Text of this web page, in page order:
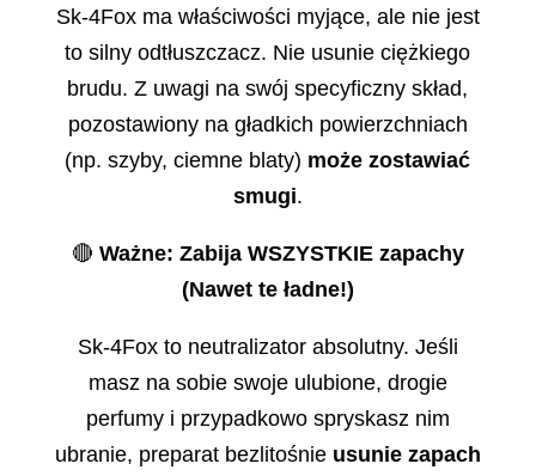
Sk-4Fox ma właściwości myjące, ale nie jest
to silny odtłuszczacz. Nie usunie ciężkiego
brudu. Z uwagi na swój specyficzny skład,
pozostawiony na gładkich powierzchniach
(np. szyby, ciemne blaty) może zostawiać
smugi.
🔴 Ważne: Zabija WSZYSTKIE zapachy
(Nawet te ładne!)
Sk-4Fox to neutralizator absolutny. Jeśli
masz na sobie swoje ulubione, drogie
perfumy i przypadkowo spryskasz nim
ubranie, preparat bezlitośnie usunie zapach